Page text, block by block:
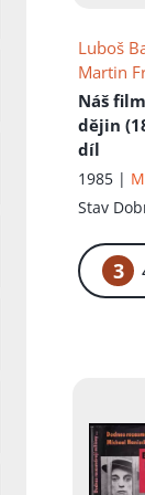
Luboš
Martin
Náš film
dějin
díl
1985 |
Stav
3